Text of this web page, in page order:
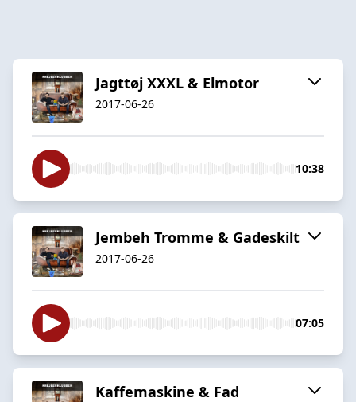
Jagttøj XXXL & Elmotor
2017-06-26
10:38
Jembeh Tromme & Gadeskilt
2017-06-26
07:05
Kaffemaskine & Fad